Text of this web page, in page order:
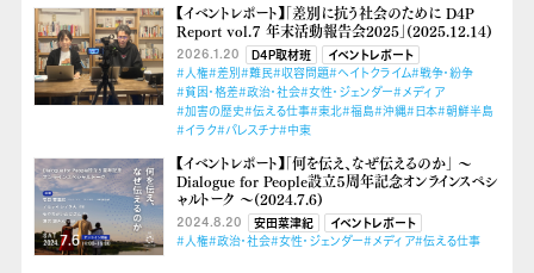
【イベントレポート】「差別に抗う社会のために D4P
Report vol.７ 年末活動報告会2025」(2025.12.14)
2026.1.20 D4P取材班
イベントレポート
#人権#差別#難民#収容問題#ヘイトクライム#戦争・紛争
#貧困・格差#政治・社会#女性・ジェンダー#メディア
#加害の歴史#伝える仕事#東北#福島#沖縄#日本#朝鮮半島
#イラク#パレスチナ#中東
【イベントレポート】「何を伝え、なぜ伝えるのか」 ～
Dialogue for People設立５周年記念オンラインスペシ
ャルトーク ～(2024.7.6)
2024.8.20 安田菜津紀
イベントレポート
#人権#政治・社会#女性・ジェンダー#メディア#伝える仕事